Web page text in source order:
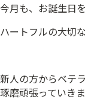
今月も、お誕生日
ハートフルの大切
新人の方からベテ
琢磨頑張っていき